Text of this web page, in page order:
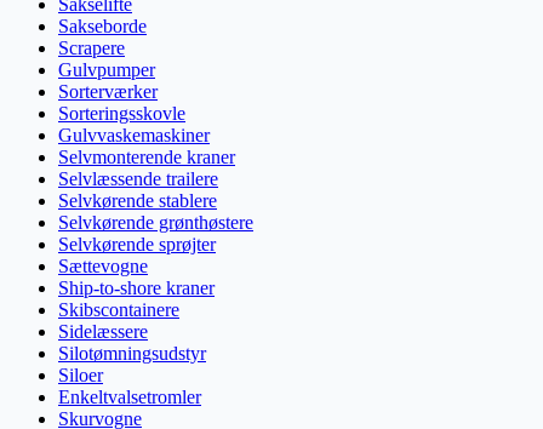
Sakseborde
Scrapere
Gulvpumper
Sorterværker
Sorteringsskovle
Gulvvaskemaskiner
Selvmonterende kraner
Selvlæssende trailere
Selvkørende stablere
Selvkørende grønthøstere
Selvkørende sprøjter
Sættevogne
Ship-to-shore kraner
Skibscontainere
Sidelæssere
Silotømningsudstyr
Siloer
Enkeltvalsetromler
Skurvogne